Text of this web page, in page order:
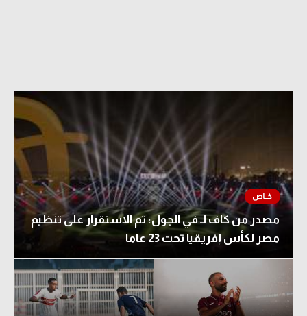
مصدر من كاف لـ في الجول: تم الاستقرار على تنظيم
مصر لكأس إفريقيا تحت 23 عاما